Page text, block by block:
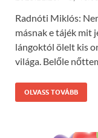
Radnóti Miklós:
másnak e tájék mit
lángoktól ölelt kis
világa. Belőle
OLVASS TOVÁBB